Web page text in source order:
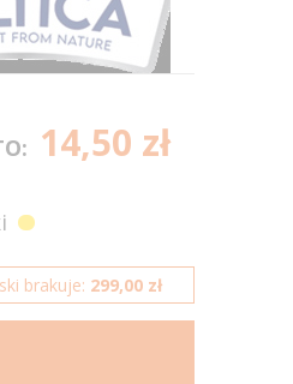
14,50 zł
brakuje: 299,00 zł